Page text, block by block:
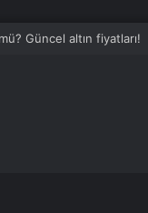
Güncel altın fiyatları!